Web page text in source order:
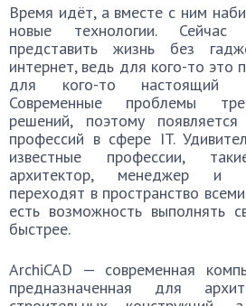
Время идёт, а вместе с ним
новые технологии.
представить жизнь без
интернет, ведь для кого-то это
для кого-то настоящий
Современные проблемы
решений, поэтому
профессий в сфере IT.
известные профессии,
архитектор, менеджер и
переходят в пространство
есть возможность выполнять
быстрее.
ArchiCAD — современная
предназначенная для